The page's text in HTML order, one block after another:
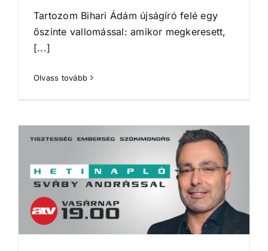
Tartozom Bihari Ádám újságíró felé egy
őszinte vallomással: amikor megkeresett,
[...]
Olvass tovább